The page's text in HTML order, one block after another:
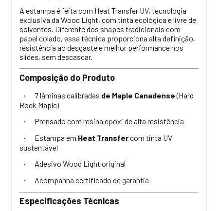
A estampa é feita com Heat Transfer UV, tecnologia
exclusiva da Wood Light, com tinta ecológica e livre de
solventes. Diferente dos shapes tradicionais com
papel colado, essa técnica proporciona alta definição,
resistência ao desgaste e melhor performance nos
slides, sem descascar.
Composição do Produto
· 7 lâminas calibradas de Maple Canadense(Hard
Rock Maple)
· Prensado com resina epóxi de alta resistência
· Estampa em Heat Transfercom tinta UV
sustentável
· Adesivo Wood Light original
· Acompanha certificado de garantia
Especificações Técnicas